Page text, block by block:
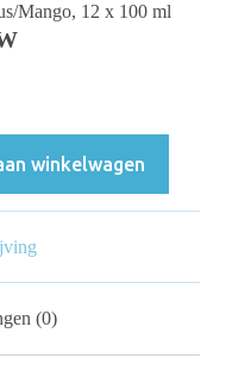
Mango, 12 x 100 ml
winkelwagen
(0)